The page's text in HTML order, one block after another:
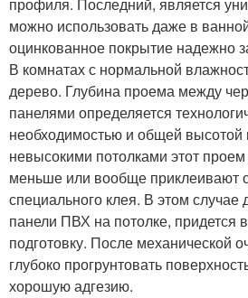
профиля. Последний, является
можно использовать даже в
оцинкованное покрытие надежно
В комнатах с нормальной
дерево. Глубина проема между
панелями определяется
необходимостью и общей высотой
невысокими потолками этот
меньше или вообще приклеивают
специального клея. В этом случае
панели ПВХ на потолке, придется
подготовку. После механической
глубоко прогрунтовать
хорошую адгезию.